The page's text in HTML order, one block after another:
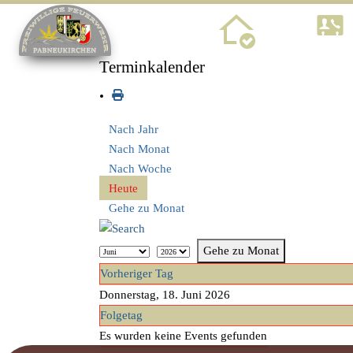
Terminkalender
Nach Jahr
Nach Monat
Nach Woche
Heute
Gehe zu Monat
Gehe zu Monat
Vorheriger Tag
Donnerstag, 18. Juni 2026
Folgetag
Es wurden keine Events gefunden